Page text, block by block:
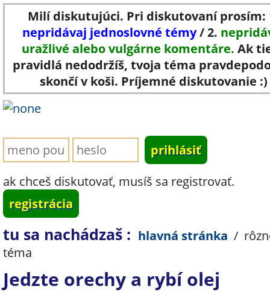
Milí diskutujúci. Pri diskutovaní prosím:
nepridávaj jednoslovné témy/ 2.
uražlivé alebo vulgárne komentáre. Ak
pravidlá nedodržíš, tvoja téma
skončí v koši. Príjemné diskutovanie :)
ak chceš diskutovať, musíš sa registrovať.
registrácia
tu sa nachádzaš : hlavná stránka /
téma
Jedzte orechy a rybí olej